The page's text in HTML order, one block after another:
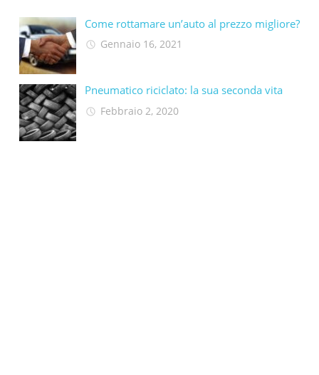
Come rottamare un’auto al prezzo migliore?
Gennaio 16, 2021
Pneumatico riciclato: la sua seconda vita​
Febbraio 2, 2020